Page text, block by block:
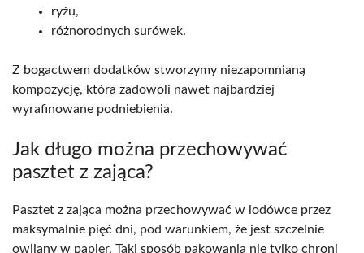
ryżu,
różnorodnych surówek.
Z bogactwem dodatków stworzymy niezapomnianą
kompozycję, która zadowoli nawet najbardziej
wyrafinowane podniebienia.
Jak długo można przechowywać
pasztet z zająca?
Pasztet z zająca można przechowywać w lodówce przez
maksymalnie pięć dni, pod warunkiem, że jest szczelnie
owijany w papier. Taki sposób pakowania nie tylko chroni